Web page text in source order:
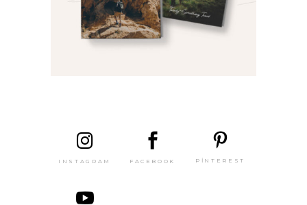
INSTAGRAM FACEBOOK PINTEREST